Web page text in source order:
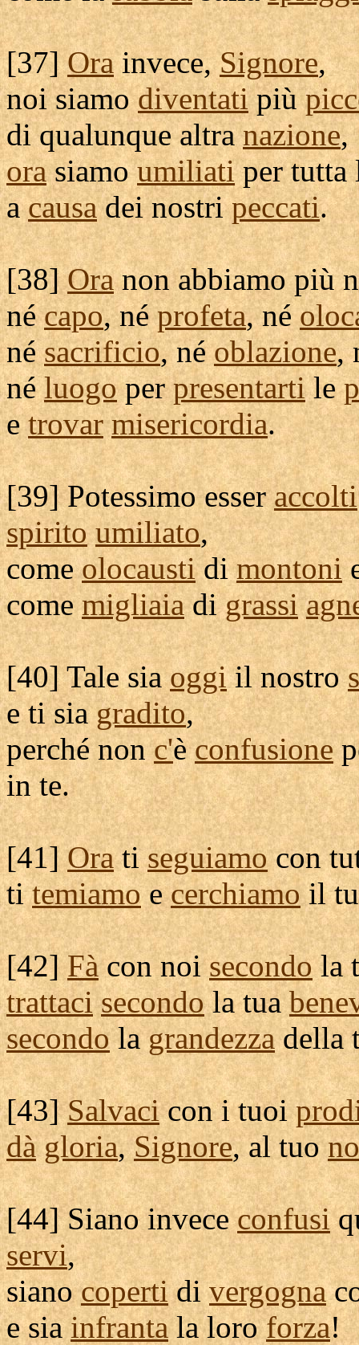
[37]Orainvece,Signore,
noi siamodiventatipiù
di qualunque altranazione,
orasiamoumiliatiper tutta
acausadei nostripeccati.
[38]Oranon abbiamo più
nécapo, néprofeta, né
nésacrificio, néoblazione,
néluogoperpresentartile
etrovar misericordia.
[39] Potessimo esseraccolti
spirito umiliato,
comeolocaustidimontoni
comemigliaiadigrassi
[40] Tale siaoggiil nostro
e ti siagradito,
perché nonc'èconfusione
in te.
[41]Oratiseguiamocon
titemiamoecerchiamoil
[42]Fàcon noisecondola
trattaci secondola tua
secondolagrandezzadella
[43]Salvacicon i tuoi
dà gloria,Signore, al tuo
[44] Siano invececonfusi
servi,
sianocopertidivergogna
e siainfrantala loroforza!